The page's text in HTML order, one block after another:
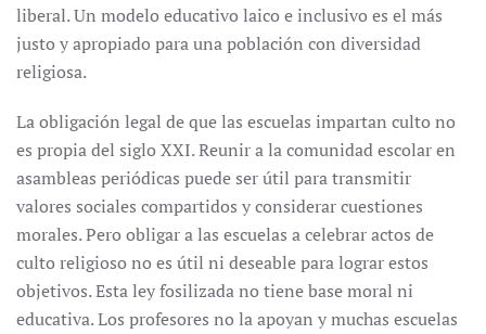
liberal. Un modelo educativo laico e inclusivo es el más
justo y apropiado para una población con diversidad
religiosa.
La obligación legal de que las escuelas impartan culto no
es propia del siglo XXI. Reunir a la comunidad escolar en
asambleas periódicas puede ser útil para transmitir
valores sociales compartidos y considerar cuestiones
morales. Pero obligar a las escuelas a celebrar actos de
culto religioso no es útil ni deseable para lograr estos
objetivos. Esta ley fosilizada no tiene base moral ni
educativa. Los profesores no la apoyan y muchas escuelas